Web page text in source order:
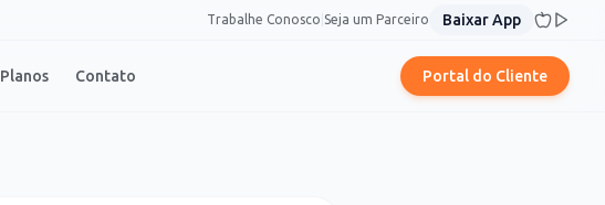
Trabalhe Conosco Seja um Parceiro Baixar App
Planos Contato Portal do Cliente